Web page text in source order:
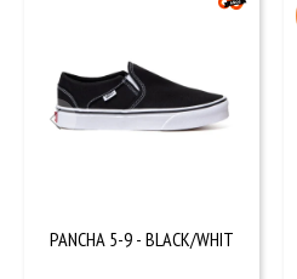
PANCHA 5-9 - BLACK/WHIT